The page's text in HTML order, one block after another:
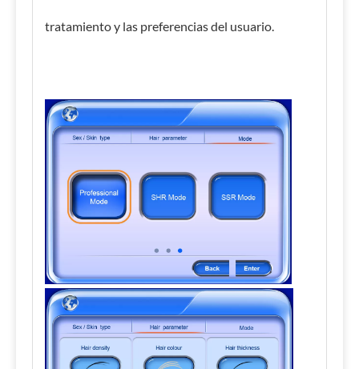
tratamiento y las preferencias del usuario.